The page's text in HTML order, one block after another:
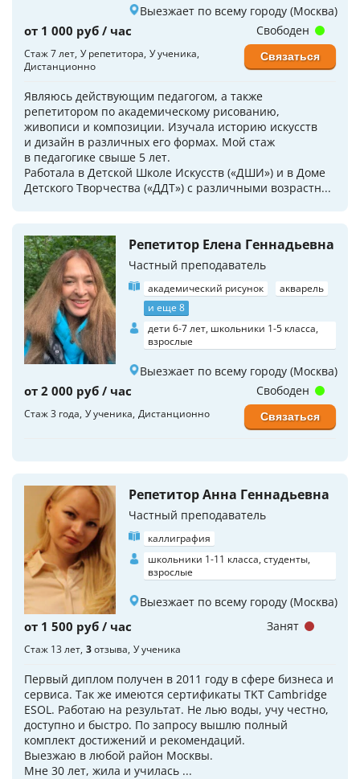
Выезжает по всему городу (Москва)
от 1 000 руб / час
Стаж 7 лет У репетитора У ученика
Дистанционно
Являюсь действующим педагогом, а также
репетитором по академическому рисованию,
живописи и композиции. Изучала историю искусств
и дизайн в различных его формах. Мой стаж
в педагогике свыше 5 лет.
Работала в Детской Школе Искусств («ДШИ») и в Доме
Детского Творчества («ДДТ») с различными возрастн...
Свободен
Связаться
Репетитор Елена Геннадьевна
Частный преподаватель
академический рисунок
акварель
и еще 8
дети 6-7 лет, школьники 1-5 класса,
взрослые
Выезжает по всему городу (Москва)
от 2 000 руб / час
Стаж 3 года У ученика Дистанционно
Свободен
Связаться
Репетитор Анна Геннадьевна
Частный преподаватель
каллиграфия
школьники 1-11 класса, студенты,
взрослые
Выезжает по всему городу (Москва)
от 1 500 руб / час
Стаж 13 лет 3отзыва У ученика
Первый диплом получен в 2011 году в сфере бизнеса и
сервиса. Так же имеются сертификаты TKT Cambridge
ESOL. Работаю на результат. Не лью воды, учу честно,
доступно и быстро. По запросу вышлю полный
комплект достижений и рекомендаций.
Выезжаю в любой район Москвы.
Мне 30 лет, жила и училась ...
Занят